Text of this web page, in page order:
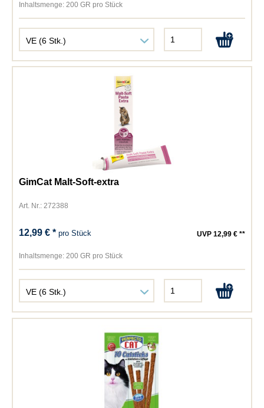
Inhaltsmenge: 200 GR pro Stück
GimCat Malt-Soft-extra
Art. Nr.: 272388
12,99 € *pro Stück UVP 12,99 € **
Inhaltsmenge: 200 GR pro Stück